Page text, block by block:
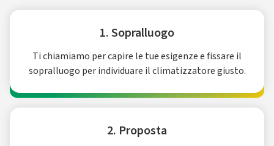
1. Sopralluogo
Ti chiamiamo per capire le tue esigenze e fissare il
sopralluogo per individuare il climatizzatore giusto.
2. Proposta